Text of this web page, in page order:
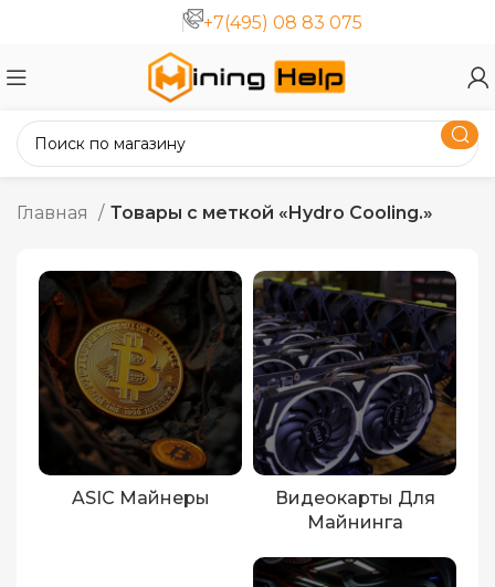
+7(495) 08 83 075
Главная Товары с меткой «Hydro Cooling.»
ASIC Майнеры
Видеокарты Для
Майнинга